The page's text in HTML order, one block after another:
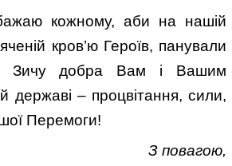
кожному, аби на нашій
кров’ю Героїв, панували
Зичу добра Вам і Вашим
державі – процвітання, сили,
Перемоги!
З повагою,